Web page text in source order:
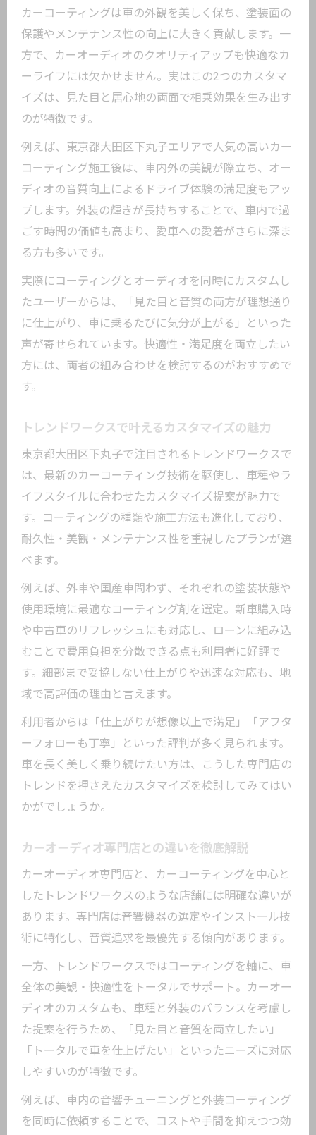
カーコーティングは車の外観を美しく保ち、塗装面の
保護やメンテナンス性の向上に大きく貢献します。一
方で、カーオーディオのクオリティアップも快適なカ
ーライフには欠かせません。実はこの2つのカスタマ
イズは、見た目と居心地の両面で相乗効果を生み出す
のが特徴です。
例えば、東京都大田区下丸子エリアで人気の高いカー
コーティング施工後は、車内外の美観が際立ち、オー
ディオの音質向上によるドライブ体験の満足度もアッ
プします。外装の輝きが長持ちすることで、車内で過
ごす時間の価値も高まり、愛車への愛着がさらに深ま
る方も多いです。
実際にコーティングとオーディオを同時にカスタムし
たユーザーからは、「見た目と音質の両方が理想通り
に仕上がり、車に乗るたびに気分が上がる」といった
声が寄せられています。快適性・満足度を両立したい
方には、両者の組み合わせを検討するのがおすすめで
す。
トレンドワークスで叶えるカスタマイズの魅力
東京都大田区下丸子で注目されるトレンドワークスで
は、最新のカーコーティング技術を駆使し、車種やラ
イフスタイルに合わせたカスタマイズ提案が魅力で
す。コーティングの種類や施工方法も進化しており、
耐久性・美観・メンテナンス性を重視したプランが選
べます。
例えば、外車や国産車問わず、それぞれの塗装状態や
使用環境に最適なコーティング剤を選定。新車購入時
や中古車のリフレッシュにも対応し、ローンに組み込
むことで費用負担を分散できる点も利用者に好評で
す。細部まで妥協しない仕上がりや迅速な対応も、地
域で高評価の理由と言えます。
利用者からは「仕上がりが想像以上で満足」「アフタ
ーフォローも丁寧」といった評判が多く見られます。
車を長く美しく乗り続けたい方は、こうした専門店の
トレンドを押さえたカスタマイズを検討してみてはい
かがでしょうか。
カーオーディオ専門店との違いを徹底解説
カーオーディオ専門店と、カーコーティングを中心と
したトレンドワークスのような店舗には明確な違いが
あります。専門店は音響機器の選定やインストール技
術に特化し、音質追求を最優先する傾向があります。
一方、トレンドワークスではコーティングを軸に、車
全体の美観・快適性をトータルでサポート。カーオー
ディオのカスタムも、車種と外装のバランスを考慮し
た提案を行うため、「見た目と音質を両立したい」
「トータルで車を仕上げたい」といったニーズに対応
しやすいのが特徴です。
例えば、車内の音響チューニングと外装コーティング
を同時に依頼することで、コストや手間を抑えつつ効